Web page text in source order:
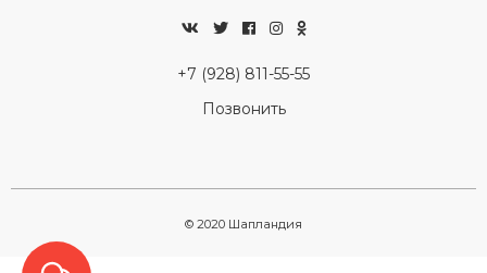
+7 (928) 811-55-55
Позвонить
© 2020 Шапландия